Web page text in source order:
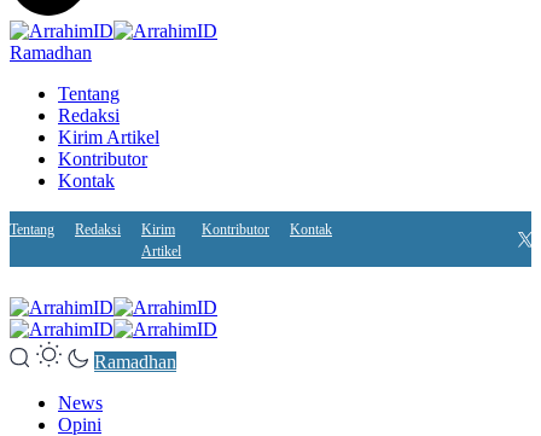
Ramadhan
Tentang
Redaksi
Kirim Artikel
Kontributor
Kontak
Tentang Redaksi
Kirim
Artikel
Kontributor Kontak
Ramadhan
News
Opini